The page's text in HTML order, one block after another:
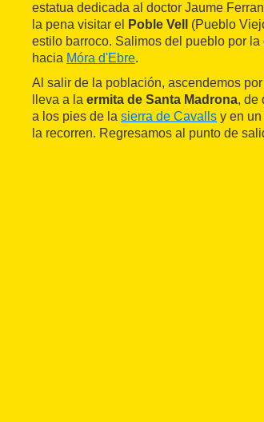
estatua dedicada al doctor Jaume
la pena visitar el
Poble Vell
(Pueblo
estilo barroco. Salimos del pueblo por
hacia Móra d'Ebre.
Al salir de la población, ascendemos
lleva a la ermita de Santa Madrona, de
a los pies de la sierra de Cavalls y en
la recorren. Regresamos al punto de